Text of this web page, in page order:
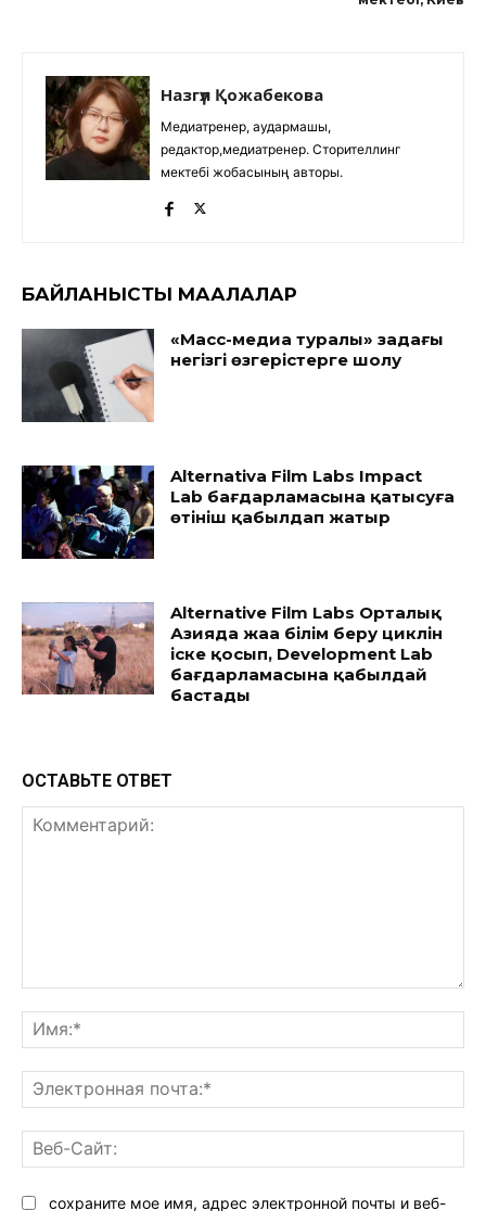
Назгүл Қожабекова
Медиатренер, аудармашы,
редактор,медиатренер. Сторителлинг
мектебі жобасының авторы.
БАЙЛАНЫСТЫ МАҚАЛАЛАР
«Масс-медиа туралы» заңдағы
негізгі өзгерістерге шолу
Alternativa Film Labs Impact
Lab бағдарламасына қатысуға
өтініш қабылдап жатыр
Alternative Film Labs Орталық
Азияда жаңа білім беру циклін
іске қосып, Development Lab
бағдарламасына қабылдай
бастады
ОСТАВЬТЕ ОТВЕТ
сохраните мое имя, адрес электронной почты и веб-